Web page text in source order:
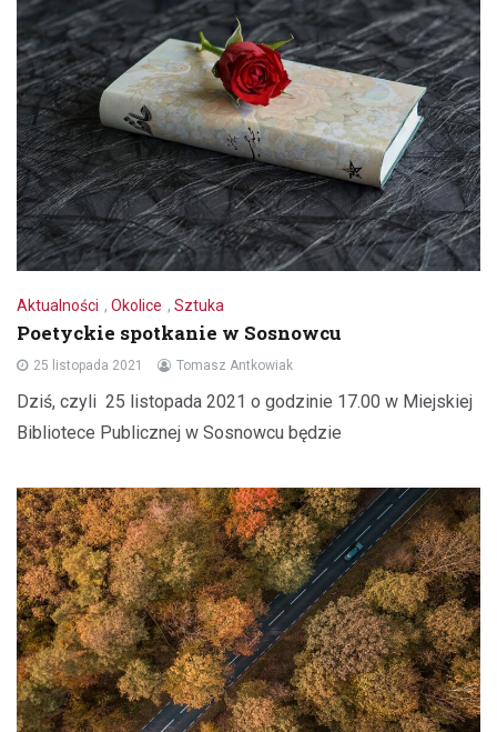
Aktualności , Okolice , Sztuka
Poetyckie spotkanie w Sosnowcu
25 listopada 2021 Tomasz Antkowiak
Dziś, czyli 25 listopada 2021 o godzinie 17.00 w Miejskiej
Bibliotece Publicznej w Sosnowcu będzie